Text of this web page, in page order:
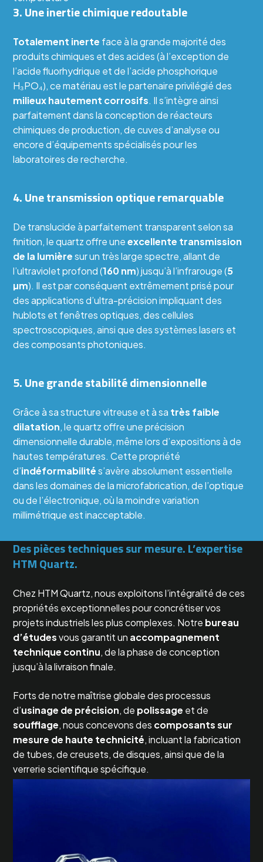
3. Une inertie chimique redoutable
Totalement inerte face à la grande majorité des
produits chimiques et des acides (à l’exception de
l’acide fluorhydrique et de l’acide phosphorique
H₃PO₄), ce matériau est le partenaire privilégié des
milieux hautement corrosifs. Il s’intègre ainsi
parfaitement dans la conception de réacteurs
chimiques de production, de cuves d’analyse ou
encore d’équipements spécialisés pour les
laboratoires de recherche.
4. Une transmission optique remarquable
De translucide à parfaitement transparent selon sa
finition, le quartz offre uneexcellente transmission
de la lumièresur un très large spectre, allant de
l’ultraviolet profond (160 nm) jusqu’à l’infrarouge (5
µm). Il est par conséquent extrêmement prisé pour
des applications d’ultra-précision impliquant des
hublots et fenêtres optiques, des cellules
spectroscopiques, ainsi que des systèmes lasers et
des composants photoniques.
5. Une grande stabilité dimensionnelle
Grâce à sa structure vitreuse et à sa très faible
dilatation, le quartz offre une précision
dimensionnelle durable, même lors d’expositions à de
hautes températures. Cette propriété
d’indéformabilités’avère absolument essentielle
dans les domaines de la microfabrication, de l’optique
ou de l’électronique, où la moindre variation
millimétrique est inacceptable.
Des pièces techniques sur mesure. L’expertise
HTM Quartz.
Chez HTM Quartz, nous exploitons l’intégralité de ces
propriétés exceptionnelles pour concrétiser vos
projets industriels les plus complexes. Notre bureau
d’étudesvous garantit un accompagnement
technique continu, de la phase de conception
jusqu’à la livraison finale.
Forts de notre maîtrise globale des processus
d’usinage de précision, de polissage et de
soufflage, nous concevons des composants sur
mesure de haute technicité, incluant la fabrication
de tubes, de creusets, de disques, ainsi que de la
verrerie scientifique spécifique.